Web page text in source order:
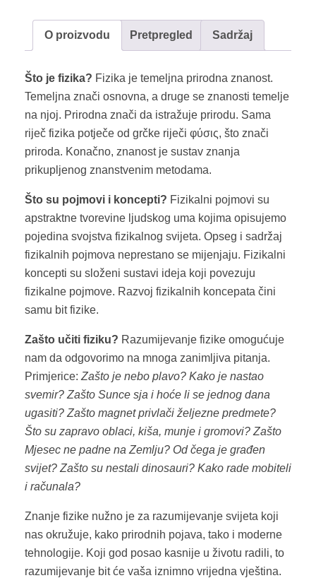
O proizvodu Pretpregled Sadržaj
Što je fizika? Fizika je temeljna prirodna znanost.
Temeljna znači osnovna, a druge se znanosti temelje
na njoj. Prirodna znači da istražuje prirodu. Sama
riječ fizika potječe od grčke riječi φύσις, što znači
priroda. Konačno, znanost je sustav znanja
prikupljenog znanstvenim metodama.
Što su pojmovi i koncepti? Fizikalni pojmovi su
apstraktne tvorevine ljudskog uma kojima opisujemo
pojedina svojstva fizikalnog svijeta. Opseg i sadržaj
fizikalnih pojmova neprestano se mijenjaju. Fizikalni
koncepti su složeni sustavi ideja koji povezuju
fizikalne pojmove. Razvoj fizikalnih koncepata čini
samu bit fizike.
Zašto učiti fiziku? Razumijevanje fizike omogućuje
nam da odgovorimo na mnoga zanimljiva pitanja.
Primjerice: Zašto je nebo plavo? Kako je nastao
svemir? Zašto Sunce sja i hoće li se jednog dana
ugasiti? Zašto magnet privlači željezne predmete?
Što su zapravo oblaci, kiša, munje i gromovi? Zašto
Mjesec ne padne na Zemlju? Od čega je građen
svijet? Zašto su nestali dinosauri? Kako rade mobiteli
i računala?
Znanje fizike nužno je za razumijevanje svijeta koji
nas okružuje, kako prirodnih pojava, tako i moderne
tehnologije. Koji god posao kasnije u životu radili, to
razumijevanje bit će vaša iznimno vrijedna vještina.